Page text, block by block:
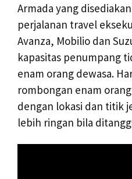
Armada yang
perjalanan travel
Avanza, Mobilio dan
kapasitas penumpang
enam orang dewasa.
rombongan enam
dengan lokasi dan titik
lebih ringan bila